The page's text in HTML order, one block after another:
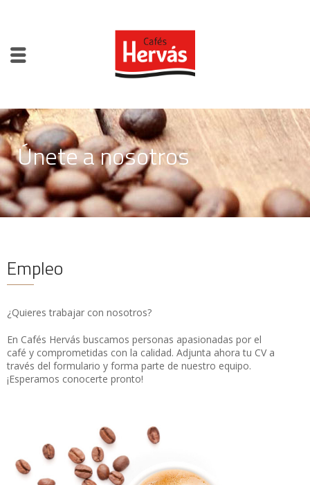
Únete a nosotros
Empleo
¿Quieres trabajar con nosotros?
En Cafés Hervás buscamos personas apasionadas por el
café y comprometidas con la calidad. Adjunta ahora tu CV a
través del formulario y forma parte de nuestro equipo.
¡Esperamos conocerte pronto!